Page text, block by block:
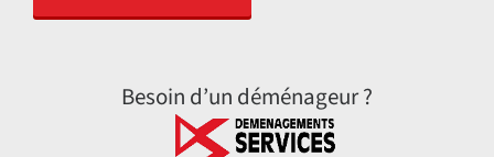
Besoin d’un déménageur ?